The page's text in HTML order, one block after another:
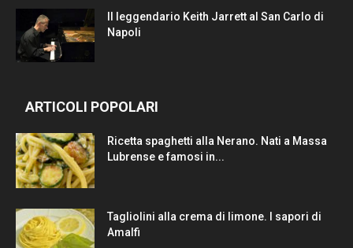
Il leggendario Keith Jarrett al San Carlo di
Napoli
ARTICOLI POPOLARI
Ricetta spaghetti alla Nerano. Nati a Massa
Lubrense e famosi in...
Tagliolini alla crema di limone. I sapori di
Amalfi